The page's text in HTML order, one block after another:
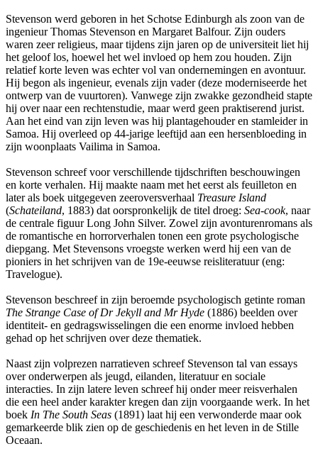
Stevenson werd geboren in het Schotse Edinburgh als zoon van de
ingenieur Thomas Stevenson en Margaret Balfour. Zijn ouders
waren zeer religieus, maar tijdens zijn jaren op de universiteit liet hij
het geloof los, hoewel het wel invloed op hem zou houden. Zijn
relatief korte leven was echter vol van ondernemingen en avontuur.
Hij begon als ingenieur, evenals zijn vader (deze moderniseerde het
ontwerp van de vuurtoren). Vanwege zijn zwakke gezondheid stapte
hij over naar een rechtenstudie, maar werd geen praktiserend jurist.
Aan het eind van zijn leven was hij plantagehouder en stamleider in
Samoa. Hij overleed op 44-jarige leeftijd aan een hersenbloeding in
zijn woonplaats Vailima in Samoa.
Stevenson schreef voor verschillende tijdschriften beschouwingen
en korte verhalen. Hij maakte naam met het eerst als feuilleton en
later als boek uitgegeven zeeroversverhaal Treasure Island
(Schateiland, 1883) dat oorspronkelijk de titel droeg: Sea-cook, naar
de centrale figuur Long John Silver. Zowel zijn avonturenromans als
de romantische en horrorverhalen tonen een grote psychologische
diepgang. Met Stevensons vroegste werken werd hij een van de
pioniers in het schrijven van de 19e-eeuwse reisliteratuur (eng:
Travelogue).
Stevenson beschreef in zijn beroemde psychologisch getinte roman
The Strange Case of Dr Jekyll and Mr Hyde (1886) beelden over
identiteit- en gedragswisselingen die een enorme invloed hebben
gehad op het schrijven over deze thematiek.
Naast zijn volprezen narratieven schreef Stevenson tal van essays
over onderwerpen als jeugd, eilanden, literatuur en sociale
interacties. In zijn latere leven schreef hij onder meer reisverhalen
die een heel ander karakter kregen dan zijn voorgaande werk. In het
boek In The South Seas (1891) laat hij een verwonderde maar ook
gemarkeerde blik zien op de geschiedenis en het leven in de Stille
Oceaan.